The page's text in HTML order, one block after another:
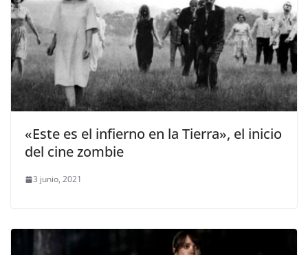
«Este es el infierno en la Tierra», el inicio
del cine zombie
3 junio, 2021